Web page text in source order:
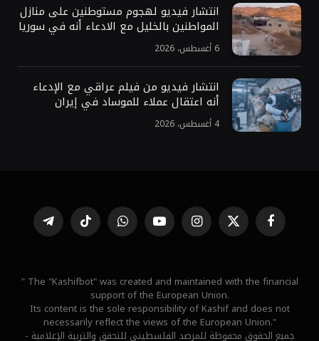
انتشار فيديو لهجوم مستوطنين على منازل
المواطنين بالخليل مع الادعاء أنه في سوريا
6 أغسطس، 2026
انتشار فيديو من فيلم عراقي مع الإدعاء
أنه اعتقال عملاء للموساد في إيران
4 أغسطس، 2026
فيسبوك X
(Twitter)
الانستغراميوتيوب واتساب تيكتوك تيلقرام
" The "Kashifbot" was created and maintained with the financial
support of the European Union.
Its content is the sole responsibility of Kashif and does not
necessarily reflect the views of the European Union."
جميع الحقوق محفوظة للمرصد الفلسطيني للتحقق والتربية الإعلامية -